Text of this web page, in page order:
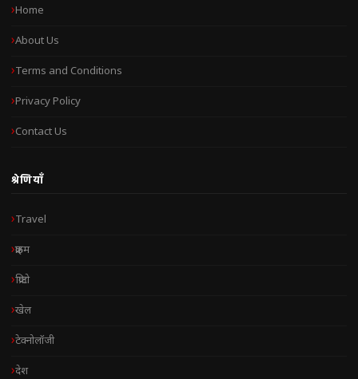
Home
About Us
Terms and Conditions
Privacy Policy
Contact Us
श्रेणियाँ
Travel
क्राइम
क्रिप्टो
खेल
टेक्नोलॉजी
देश